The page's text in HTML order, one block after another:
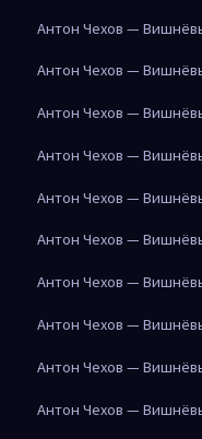
Антон Чехов —
Антон Чехов —
Антон Чехов —
Антон Чехов —
Антон Чехов —
Антон Чехов —
Антон Чехов —
Антон Чехов —
Антон Чехов —
Антон Чехов —